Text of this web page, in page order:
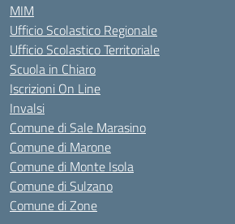
MIM
Ufficio Scolastico Regionale
Ufficio Scolastico Territoriale
Scuola in Chiaro
Iscrizioni On Line
Invalsi
Comune di Sale Marasino
Comune di Marone
Comune di Monte Isola
Comune di Sulzano
Comune di Zone